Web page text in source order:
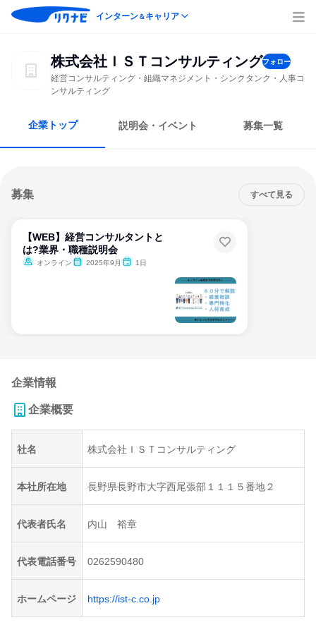
インターン＆キャリア
株式会社ＩＳＴコンサルティングフォロー
経営コンサルティング・組織マネジメント・シンクタンク・人事コ
ンサルティング
企業トップ 説明会・イベント 募集一覧
募集 すべて見る
【WEB】経営コンサルタントと
は?業界・職種説明会
オンライン 2025年9月 1日
企業情報
企業概要
社名 株式会社ＩＳＴコンサルティング
本社所在地 長野県長野市大字西尾張部１１１５番地２
代表者氏名 内山 裕章
代表電話番号 0262590480
ホームページ https://ist-c.co.jp